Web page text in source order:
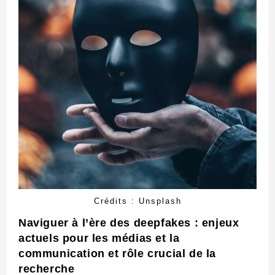
Crédits : Unsplash
Naviguer à l’ère des deepfakes : enjeux
actuels pour les médias et la
communication et rôle crucial de la
recherche